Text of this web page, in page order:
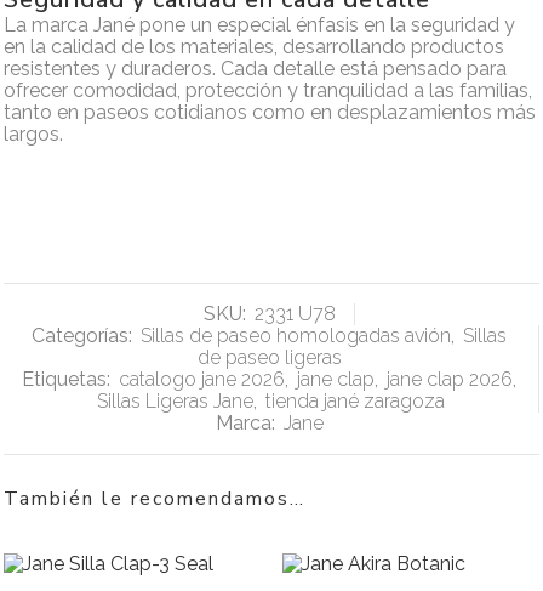
La marca Jané pone un especial énfasis en la seguridad y
en la calidad de los materiales, desarrollando productos
resistentes y duraderos. Cada detalle está pensado para
ofrecer comodidad, protección y tranquilidad a las familias,
tanto en paseos cotidianos como en desplazamientos más
largos.
SKU: 2331 U78
Categorías: Sillas de paseo homologadas avión, Sillas
de paseo ligeras
Etiquetas: catalogo jane 2026, jane clap, jane clap 2026,
Sillas Ligeras Jane, tienda jané zaragoza
Marca: Jane
También le recomendamos…